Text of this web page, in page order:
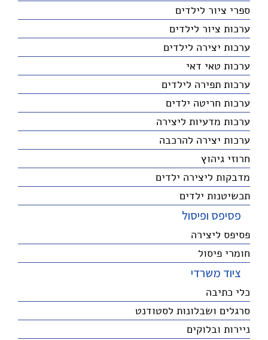
ספרי ציור לילדים
ערכות ציור לילדים
ערכות יצירה לילדים
ערכות טאי דאי
ערכות תפירה לילדים
ערכות חריטה ילדים
ערכות מדעיות ליצירה
ערכות יצירה להרכבה
חרוזי גיהוץ
מדבקות ליצירה ילדים
תכשיטנות ילדים
פסיפס ופיסול
פסיפס ליצירה
חומרי פיסול
ציוד משרדי
כלי כתיבה
סרגלים ושבלונות לסטודנט
ניירות ובלוקים